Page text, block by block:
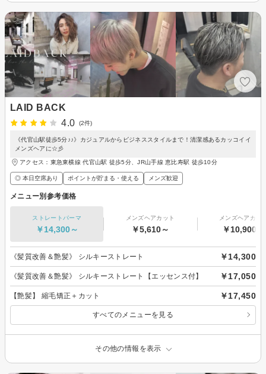
LAID BACK
4.0
(2件)
《代官山駅徒歩5分♪♪》カジュアルからビジネススタイルまで！清潔感あるカッコイイ
メンズヘアに☆彡
アクセス：東急東横線 代官山駅 徒歩5分、JR山手線 恵比寿駅 徒歩10分
◎ 本日空席あり ポイントが貯まる・使える メンズ歓迎
メニュー別参考価格
ストレートパーマ
￥14,300～
メンズヘアカット
￥5,610～
メンズヘアカラ
￥10,900～
《髪質改善＆艶髪》 シルキーストレート ￥14,300
《髪質改善＆艶髪》 シルキーストレート【エッセンス付】 ￥17,050
【艶髪】 縮毛矯正＋カット ￥17,450
すべてのメニューを見る
その他の情報を表示